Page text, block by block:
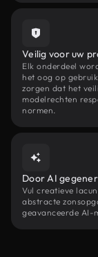
Veilig voor uw
Elk onderdeel
het oog op
zorgen dat het
modelrechten
normen.
Door AI
Vul creatieve
abstracte
geavanceerde AI-